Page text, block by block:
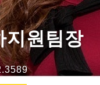
지원팀장